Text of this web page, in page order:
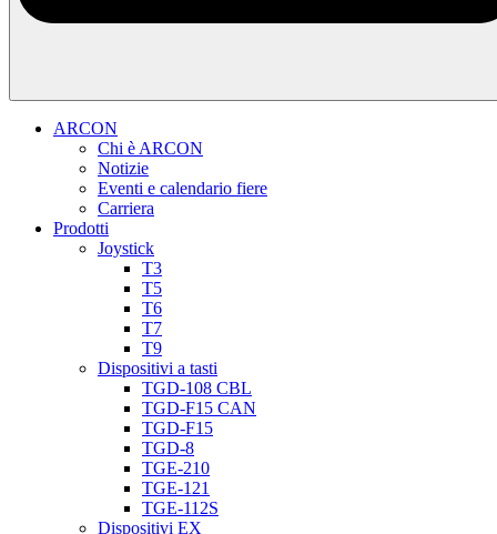
ARCON
Chi è ARCON
Notizie
Eventi e calendario fiere
Carriera
Prodotti
Joystick
T3
T5
T6
T7
T9
Dispositivi a tasti
TGD-108 CBL
TGD-F15 CAN
TGD-F15
TGD-8
TGE-210
TGE-121
TGE-112S
Dispositivi EX